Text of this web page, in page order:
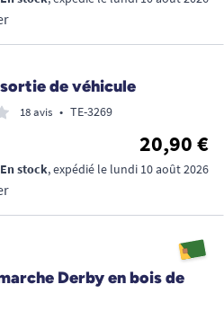
de véhicule
18 avis • TE-3269
20,90 €
En stock, expédié le lundi 10 août 2026
Derby en bois de